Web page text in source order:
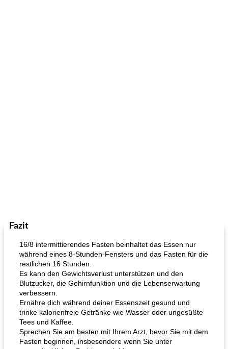
Fazit
16/8 intermittierendes Fasten beinhaltet das Essen nur
während eines 8-Stunden-Fensters und das Fasten für die
restlichen 16 Stunden.
Es kann den Gewichtsverlust unterstützen und den
Blutzucker, die Gehirnfunktion und die Lebenserwartung
verbessern.
Ernähre dich während deiner Essenszeit gesund und
trinke kalorienfreie Getränke wie Wasser oder ungesüßte
Tees und Kaffee.
Sprechen Sie am besten mit Ihrem Arzt, bevor Sie mit dem
Fasten beginnen, insbesondere wenn Sie unter